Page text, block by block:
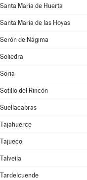
Santa María de Huerta
Santa María de las Hoyas
Serón de Nágima
Soliedra
Soria
Sotillo del Rincón
Suellacabras
Tajahuerce
Tajueco
Talveila
Tardelcuende